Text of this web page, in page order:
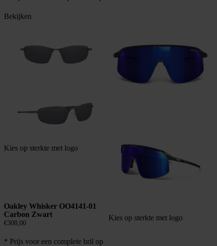
Bekijken
Kies op sterkte met logo
Oakley Whisker OO4141-01
Carbon Zwart
€308,00
* Prijs voor een complete bril op
Kies op sterkte met logo